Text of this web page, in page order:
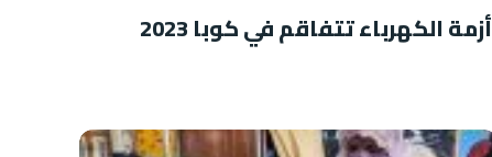
أزمة الكهرباء تتفاقم في كوبا 2023